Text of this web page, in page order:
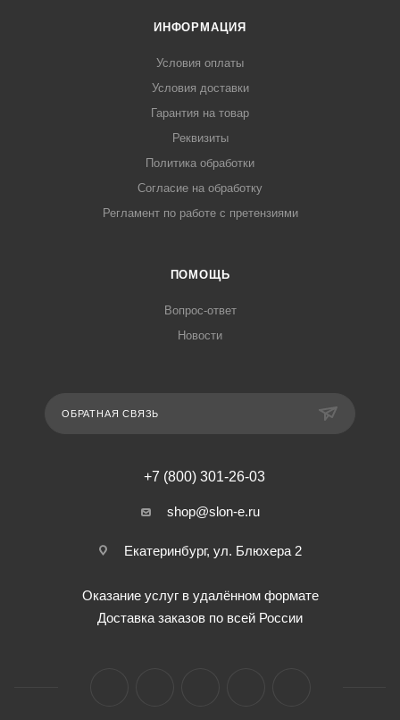
ИНФОРМАЦИЯ
Условия оплаты
Условия доставки
Гарантия на товар
Реквизиты
Политика обработки
Согласие на обработку
Регламент по работе с претензиями
ПОМОЩЬ
Вопрос-ответ
Новости
ОБРАТНАЯ СВЯЗЬ
+7 (800) 301-26-03
shop@slon-e.ru
Екатеринбург, ул. Блюхера 2
Оказание услуг в удалённом формате
Доставка заказов по всей России